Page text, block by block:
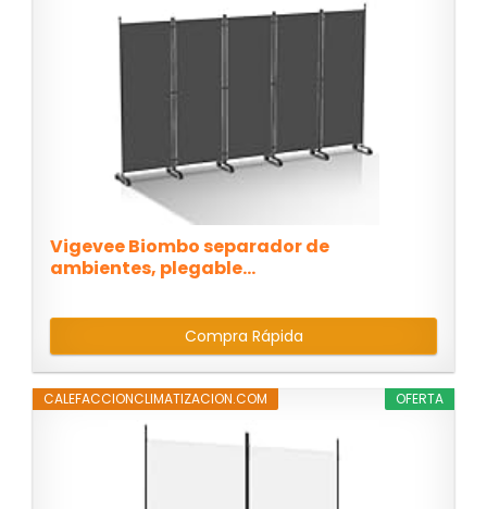
Vigevee Biombo separador de
ambientes, plegable...
Compra Rápida
OFERTA
CALEFACCIONCLIMATIZACION.COM